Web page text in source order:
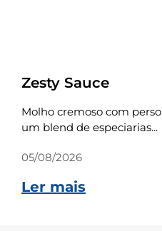
Zesty Sauce
Molho cremoso com
um blend de especiarias...
05/08/2026
Ler mais